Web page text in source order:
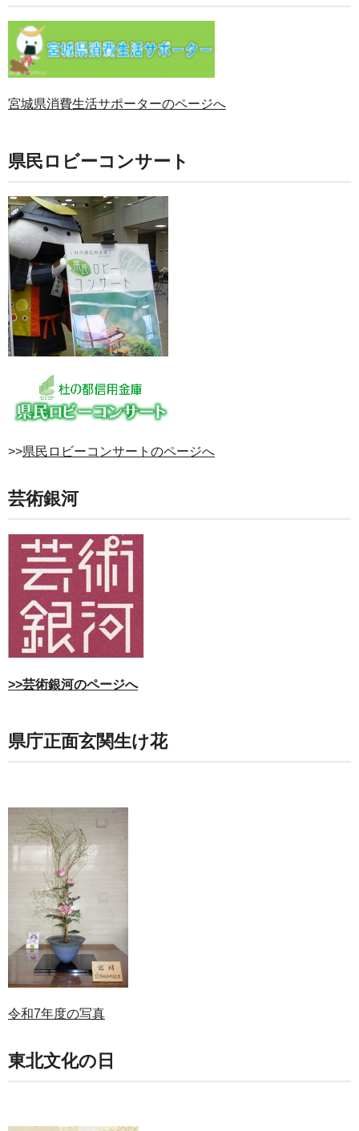
宮城県消費生活サポーターのページへ
県民ロビーコンサート
>>県民ロビーコンサートのページへ
芸術銀河
>>芸術銀河のページへ
県庁正面玄関生け花
令和7年度の写真
東北文化の日